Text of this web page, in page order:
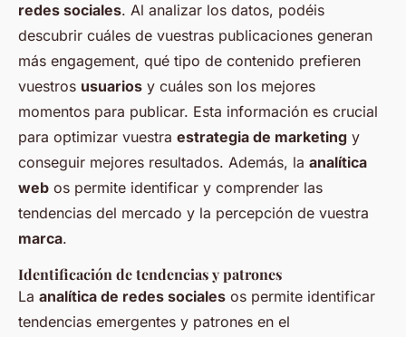
redes sociales. Al analizar los datos, podéis
descubrir cuáles de vuestras publicaciones generan
más engagement, qué tipo de contenido prefieren
vuestros usuarios y cuáles son los mejores
momentos para publicar. Esta información es crucial
para optimizar vuestra estrategia de marketing y
conseguir mejores resultados. Además, la analítica
web os permite identificar y comprender las
tendencias del mercado y la percepción de vuestra
marca.
Identificación de tendencias y patrones
La analítica de redes sociales os permite identificar
tendencias emergentes y patrones en el